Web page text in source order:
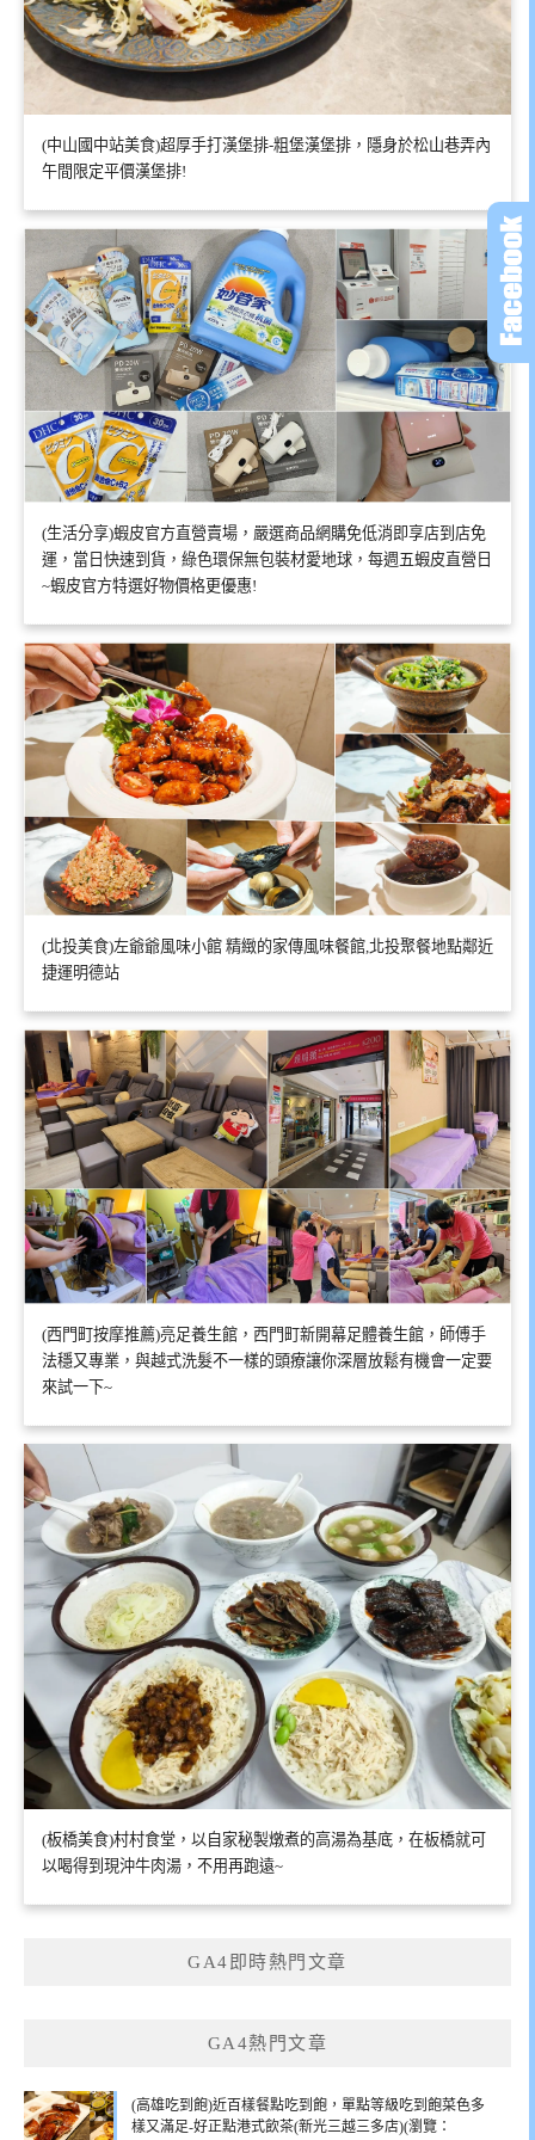
(中山國中站美食)超厚手打漢堡排-粗堡漢堡排，隱身於松山巷弄內
午間限定平價漢堡排!
(生活分享)蝦皮官方直營賣場，嚴選商品網購免低消即享店到店免
運，當日快速到貨，綠色環保無包裝材愛地球，每週五蝦皮直營日
~蝦皮官方特選好物價格更優惠!
(北投美食)左爺爺風味小館 精緻的家傳風味餐館,北投聚餐地點鄰近
捷運明德站
(西門町按摩推薦)亮足養生館，西門町新開幕足體養生館，師傅手
法穩又專業，與越式洗髮不一樣的頭療讓你深層放鬆有機會一定要
來試一下~
(板橋美食)村村食堂，以自家秘製燉煮的高湯為基底，在板橋就可
以喝得到現沖牛肉湯，不用再跑遠~
GA4即時熱門文章
GA4熱門文章
(高雄吃到飽)近百樣餐點吃到飽，單點等級吃到飽菜色多
樣又滿足-好正點港式飲茶(新光三越三多店)(瀏覽：